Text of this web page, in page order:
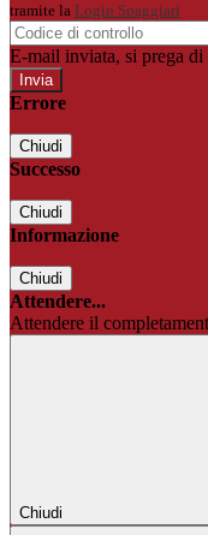
tramite la Login Spaggiari
E-mail inviata, si prega di
Errore
Chiudi
Successo
Chiudi
Informazione
Chiudi
Attendere...
Attendere il
Chiudi